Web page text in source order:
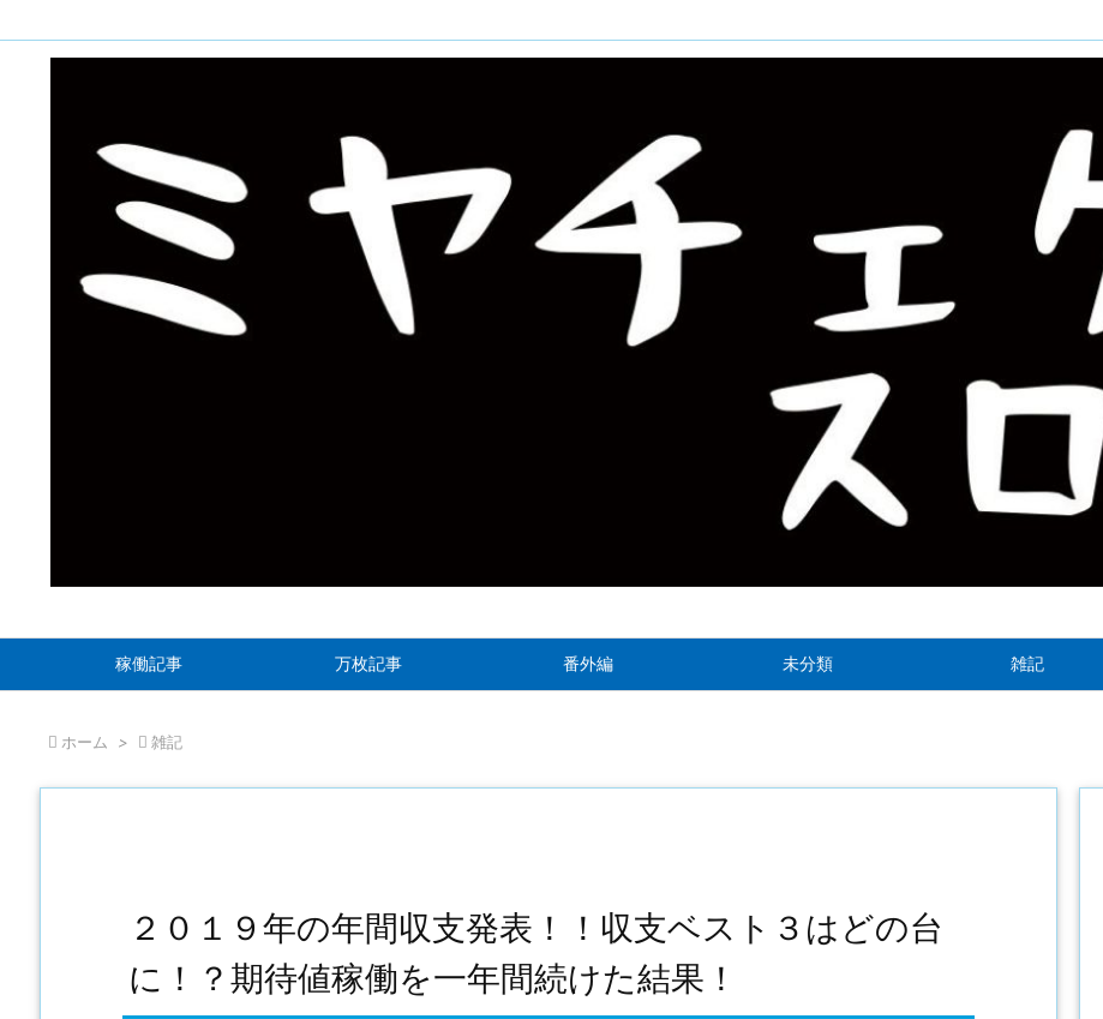
稼働記事 万枚記事 番外編 未分類 雑記
 ホーム >  雑記
２０１９年の年間収支発表！！収支ベスト３はどの台
に！？期待値稼働を一年間続けた結果！